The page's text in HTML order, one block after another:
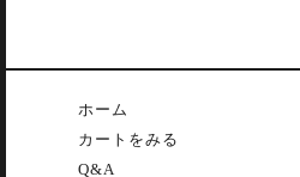
ホーム
カートをみる
Q&A